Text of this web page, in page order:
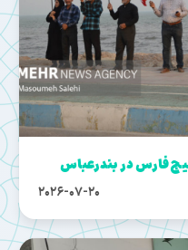
فارس در بندرعباس
2026-07-20